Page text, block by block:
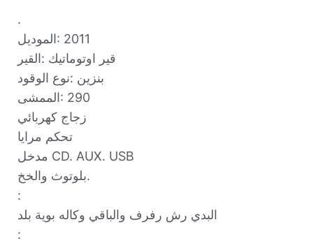
.
الموديل: ⁨2011⁩
القير: ⁨قير اوتوماتيك⁩
نوع الوقود: ⁨بنزين⁩
الممشى: ⁨290⁩
زجاج كهربائي
تحكم مرايا
مدخل CD. AUX. USB
بلوتوث والخخ.
:
البدي رش رفرف والباقي وكاله بوية بلد
: